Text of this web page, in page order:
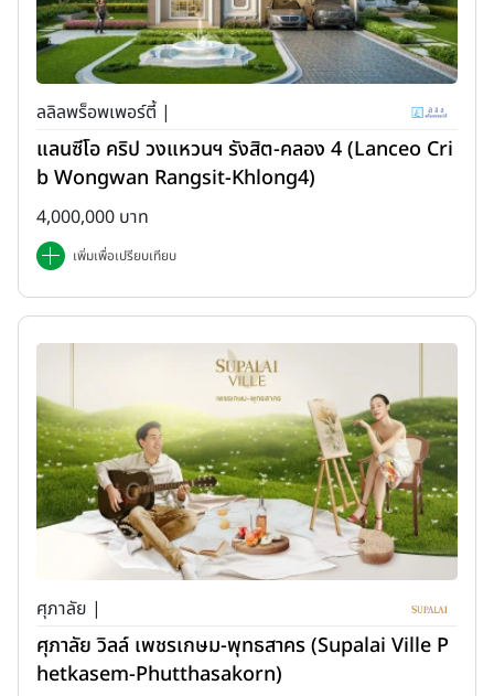
ลลิลพร็อพเพอร์ตี้ |
แลนซีโอ คริป วงแหวนฯ รังสิต-คลอง 4 (Lanceo Cri
b Wongwan Rangsit-Khlong4)
4,000,000 บาท
เพิ่มเพื่อเปรียบเทียบ
ศุภาลัย |
ศุภาลัย วิลล์ เพชรเกษม-พุทธสาคร (Supalai Ville P
hetkasem-Phutthasakorn)